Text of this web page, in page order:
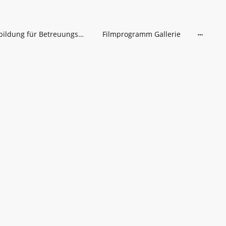
Fortbildung für Betreuungskräfte Filmprogramm Gallerie